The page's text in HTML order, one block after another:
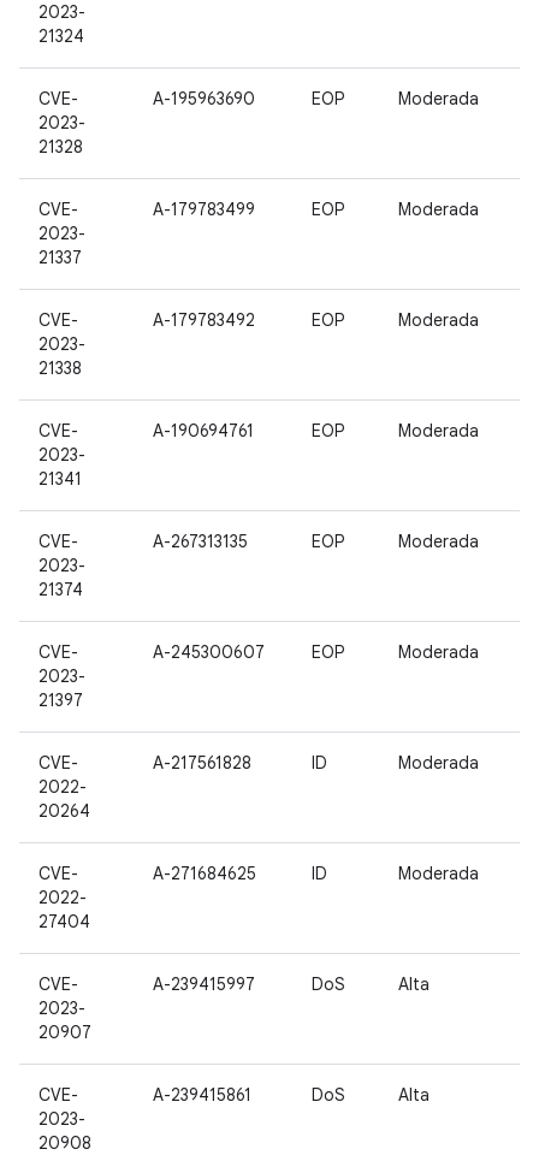
2023-
21324
CVE-
2023-
21328
A-195963690 EOP Moderada
CVE-
2023-
21337
A-179783499 EOP Moderada
CVE-
2023-
21338
A-179783492 EOP Moderada
CVE-
2023-
21341
A-190694761 EOP Moderada
CVE-
2023-
21374
A-267313135 EOP Moderada
CVE-
2023-
21397
A-245300607 EOP Moderada
CVE-
2022-
20264
A-217561828 ID Moderada
CVE-
2022-
27404
A-271684625 ID Moderada
CVE-
2023-
20907
A-239415997 DoS Alta
CVE-
2023-
20908
A-239415861 DoS Alta